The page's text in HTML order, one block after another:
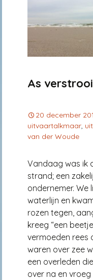
As
20 december
uitvaartalkmaar,
van der Woude
Vandaag was ik
strand; een
ondernemer. We
waterlijn en
rozen tegen,
kreeg “een
vermoeden rees
waren over zee
een overleden
over na en